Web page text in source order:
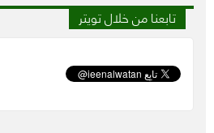
تابعنا من خلال تويتر